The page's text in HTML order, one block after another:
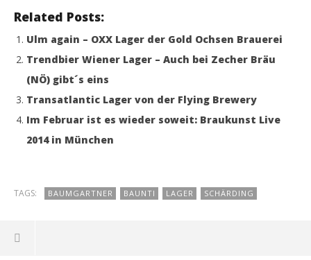
Related Posts:
Ulm again – OXX Lager der Gold Ochsen Brauerei
Trendbier Wiener Lager – Auch bei Zecher Bräu
(NÖ) gibt´s eins
Transatlantic Lager von der Flying Brewery
Im Februar ist es wieder soweit: Braukunst Live
2014 in München
TAGS: BAUMGARTNER BAUNTI LAGER SCHÄRDING